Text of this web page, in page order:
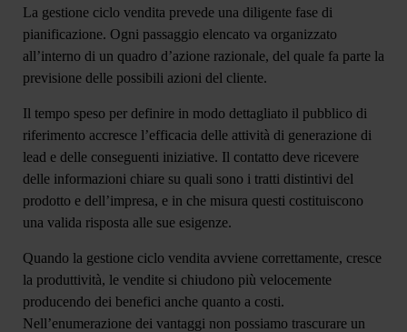
La gestione ciclo vendita prevede una diligente fase di
pianificazione. Ogni passaggio elencato va organizzato
all’interno di un quadro d’azione razionale, del quale fa parte la
previsione delle possibili azioni del cliente.
Il tempo speso per definire in modo dettagliato il pubblico di
riferimento accresce l’efficacia delle attività di generazione di
lead e delle conseguenti iniziative. Il contatto deve ricevere
delle informazioni chiare su quali sono i tratti distintivi del
prodotto e dell’impresa, e in che misura questi costituiscono
una valida risposta alle sue esigenze.
Quando la gestione ciclo vendita avviene correttamente, cresce
la produttività, le vendite si chiudono più velocemente
producendo dei benefici anche quanto a costi.
Nell’enumerazione dei vantaggi non possiamo trascurare un